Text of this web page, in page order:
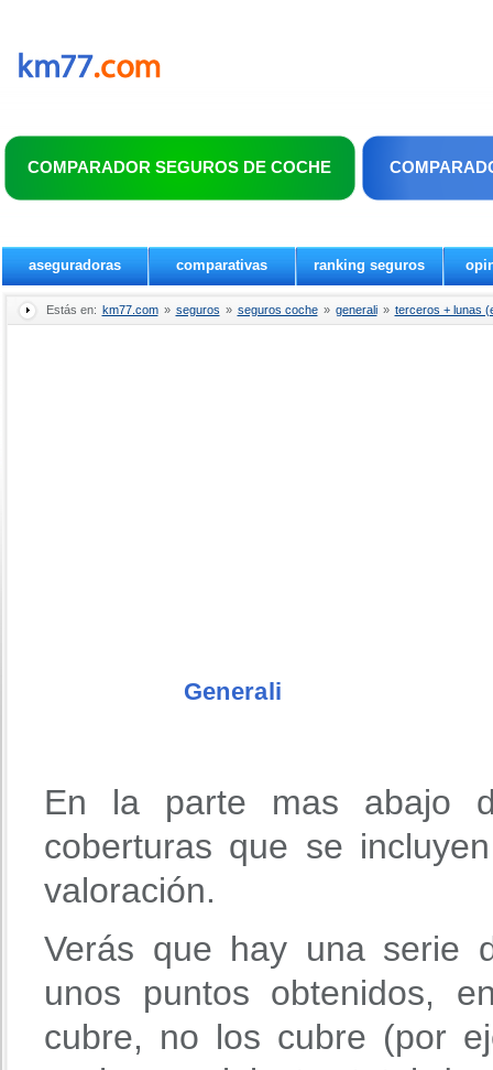
COMPARADOR SEGUROS DE COCHE
aseguradoras comparativas ranking seguros
Estás en: km77.com » seguros » seguros coche » generali » terceros + lunas
Generali
En la parte mas abajo
coberturas que se
valoración.
Verás que hay una serie
unos puntos obtenidos,
cubre, no los cubre (por